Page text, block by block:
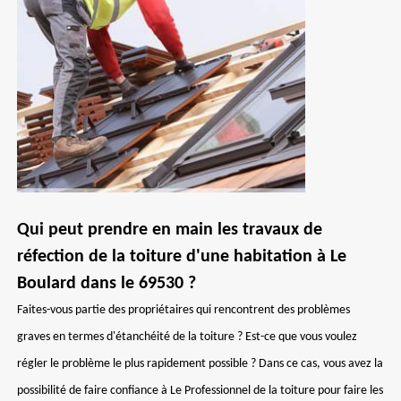
Qui peut prendre en main les travaux de
réfection de la toiture d'une habitation à Le
Boulard dans le 69530 ?
Faites-vous partie des propriétaires qui rencontrent des problèmes
graves en termes d'étanchéité de la toiture ? Est-ce que vous voulez
régler le problème le plus rapidement possible ? Dans ce cas, vous avez la
possibilité de faire confiance à Le Professionnel de la toiture pour faire les